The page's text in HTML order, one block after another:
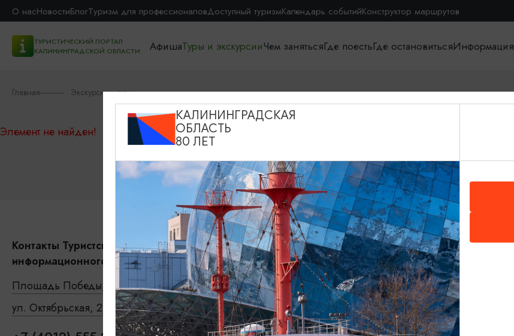
О насНовостиБлогТуризм для профессионаловДоступный туризмКалендарь событийКонструктор маршрутов
ТУРИСТИЧЕСКИЙ ПОРТАЛ
КАЛИНИНГРАДСКОЙ ОБЛАСТИ
АфишаТуры и экскурсииЧем занятьсяГде поестьГде остановитьсяИнформация
Главная Экскурсии и туры
Элемент не найден!
Контакты Туристского
информационного центра
Площадь Победы, 1
Откроется в 09:00
ул. Октябрьская, 2/3
Откроется в 09:00
События
Туры и экскурсии
Где поесть
Чем заняться
О путешествии в КО
Туристический центр
Данный ресурс носит
информационный характер.
Администрация не несет
КАЛИНИНГРАДСКАЯ
ОБЛАСТЬ
80 ЛЕТ